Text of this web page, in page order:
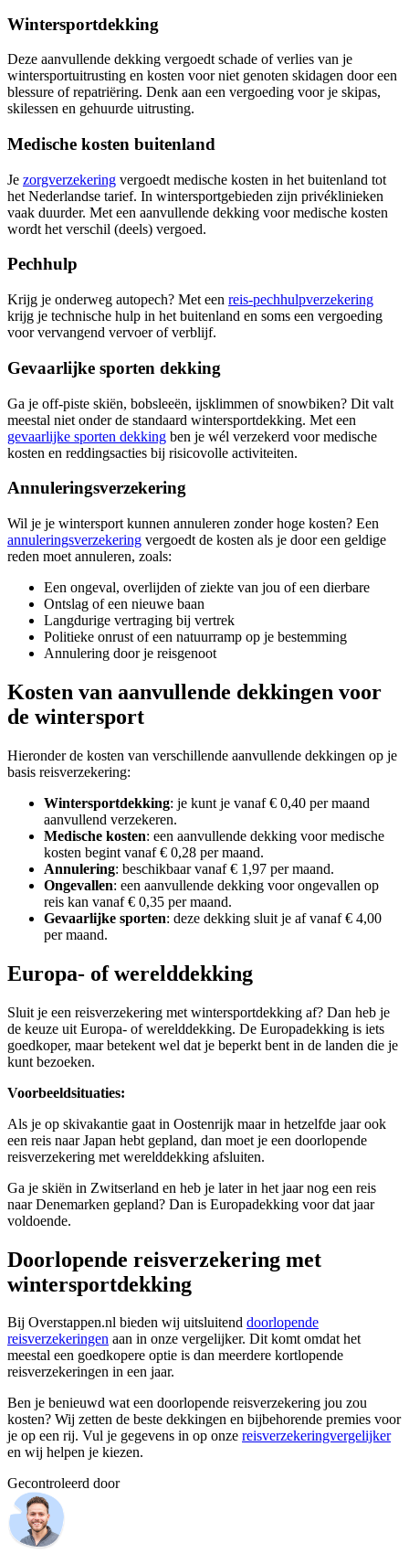
Wintersportdekking
Deze aanvullende dekking vergoedt schade of verlies van je
wintersportuitrusting en kosten voor niet genoten skidagen door een
blessure of repatriëring. Denk aan een vergoeding voor je skipas,
skilessen en gehuurde uitrusting.
Medische kosten buitenland
Je zorgverzekering vergoedt medische kosten in het buitenland tot
het Nederlandse tarief. In wintersportgebieden zijn privéklinieken
vaak duurder. Met een aanvullende dekking voor medische kosten
wordt het verschil (deels) vergoed.
Pechhulp
Krijg je onderweg autopech? Met een reis-pechhulpverzekering
krijg je technische hulp in het buitenland en soms een vergoeding
voor vervangend vervoer of verblijf.
Gevaarlijke sporten dekking
Ga je off-piste skiën, bobsleeën, ijsklimmen of snowbiken? Dit valt
meestal niet onder de standaard wintersportdekking. Met een
gevaarlijke sporten dekking ben je wél verzekerd voor medische
kosten en reddingsacties bij risicovolle activiteiten.
Annuleringsverzekering
Wil je je wintersport kunnen annuleren zonder hoge kosten? Een
annuleringsverzekering vergoedt de kosten als je door een geldige
reden moet annuleren, zoals:
Een ongeval, overlijden of ziekte van jou of een dierbare
Ontslag of een nieuwe baan
Langdurige vertraging bij vertrek
Politieke onrust of een natuurramp op je bestemming
Annulering door je reisgenoot
Kosten van aanvullende dekkingen voor
de wintersport
Hieronder de kosten van verschillende aanvullende dekkingen op je
basis reisverzekering:
Wintersportdekking: je kunt je vanaf € 0,40 per maand
aanvullend verzekeren.
Medische kosten: een aanvullende dekking voor medische
kosten begint vanaf € 0,28 per maand.
Annulering: beschikbaar vanaf € 1,97 per maand.
Ongevallen: een aanvullende dekking voor ongevallen op
reis kan vanaf € 0,35 per maand.
Gevaarlijke sporten: deze dekking sluit je af vanaf € 4,00
per maand.
Europa- of werelddekking
Sluit je een reisverzekering met wintersportdekking af? Dan heb je
de keuze uit Europa- of werelddekking. De Europadekking is iets
goedkoper, maar betekent wel dat je beperkt bent in de landen die je
kunt bezoeken.
Voorbeeldsituaties:
Als je op skivakantie gaat in Oostenrijk maar in hetzelfde jaar ook
een reis naar Japan hebt gepland, dan moet je een doorlopende
reisverzekering met werelddekking afsluiten.
Ga je skiën in Zwitserland en heb je later in het jaar nog een reis
naar Denemarken gepland? Dan is Europadekking voor dat jaar
voldoende.
Doorlopende reisverzekering met
wintersportdekking
Bij Overstappen.nl bieden wij uitsluitend doorlopende
reisverzekeringen aan in onze vergelijker. Dit komt omdat het
meestal een goedkopere optie is dan meerdere kortlopende
reisverzekeringen in een jaar.
Ben je benieuwd wat een doorlopende reisverzekering jou zou
kosten? Wij zetten de beste dekkingen en bijbehorende premies voor
je op een rij. Vul je gegevens in op onze reisverzekeringvergelijker
en wij helpen je kiezen.
Gecontroleerd door